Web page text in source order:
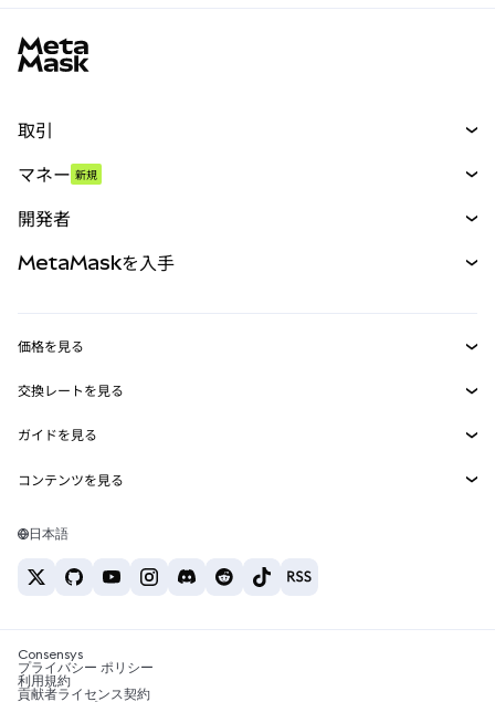
取引
パーペチュアル
RWA
マネー 新規
開発者
MetaMask Connect
Snaps
Web3サービス
MetaMaskを入手
セキュリティ
サポート
キャリア
お問い合わせ
価格を見る
イーサリアムの価格
Solanaの価格
Tetherの価格
交換レートを見る
ETH→USD
USDT→INR
BTC→INR
ETH→USDT
ガイドを見る
ETHの購入
USDTの購入
SHIBの購入
BNBの購入
コンテンツを見る
Solanaウォレット
税制関連ニュース
暗号資産の購入方法は？
日本語
Consensys
プライバシー ポリシー
利用規約
貢献者ライセンス契約